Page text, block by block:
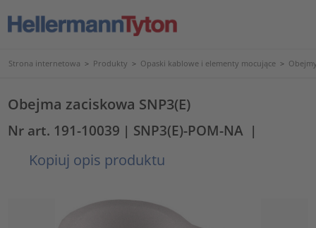
Strona internetowa > Produkty > Opaski kablowe i elementy mocujące >
Obejma zaciskowa SNP3(E)
Nr art. 191-10039 | SNP3(E)-POM-NA |
Kopiuj opis produktu